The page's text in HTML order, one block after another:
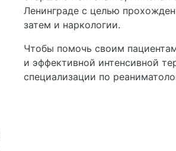
Ленинграде с целью
затем и наркологии.
Чтобы помочь своим
и эффективной интенсивной
специализации по